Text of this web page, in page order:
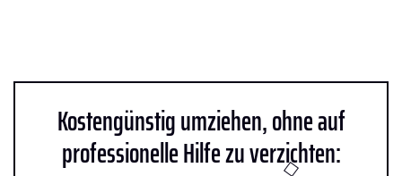
Kostengünstig umziehen, ohne auf
professionelle Hilfe zu verzichten: